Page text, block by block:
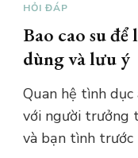
HỎI ĐÁP
Bao cao su
dùng và lưu ý
Quan hệ tình
với người trưởng
và bạn tình trước